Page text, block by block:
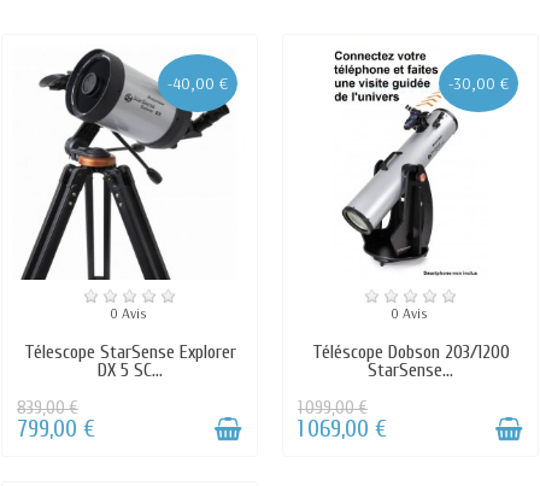
-40,00 €
0 Avis
Télescope StarSense Explorer
DX 5 SC...
839,00 €
799,00 €
-30,00 €
0 Avis
Téléscope Dobson 203/1200
StarSense...
1 099,00 €
1 069,00 €